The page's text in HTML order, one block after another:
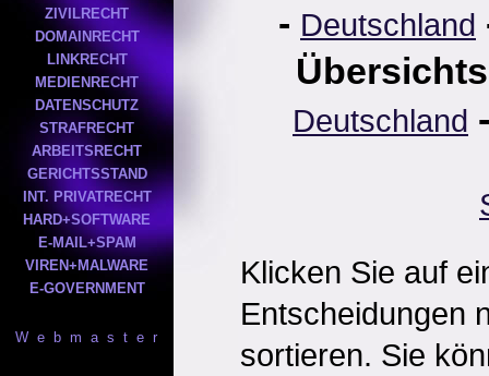
ZIVILRECHT
DOMAINRECHT
LINKRECHT
MEDIENRECHT
DATENSCHUTZ
STRAFRECHT
ARBEITSRECHT
GERICHTSSTAND
INT. PRIVATRECHT
HARD+SOFTWARE
E-MAIL+SPAM
VIREN+MALWARE
E-GOVERNMENT
W e b m a s t e r
- Deutschland
Deutschland
Klicken Sie auf
Entscheidungen
sortieren. Sie